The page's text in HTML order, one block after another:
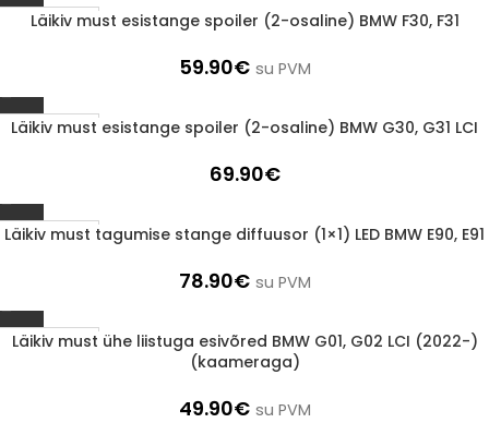
1-3 d.d.
Läikiv must esistange spoiler (2-osaline) BMW F30, F31
59.90€ su PVM
1-3 d.d.
Läikiv must esistange spoiler (2-osaline) BMW G30, G31 LCI
69.90€
1-3 d.d.
Läikiv must tagumise stange diffuusor (1×1) LED BMW E90, E91
78.90€ su PVM
1-3 d.d.
Läikiv must ühe liistuga esivõred BMW G01, G02 LCI (2022-)
(kaameraga)
49.90€ su PVM